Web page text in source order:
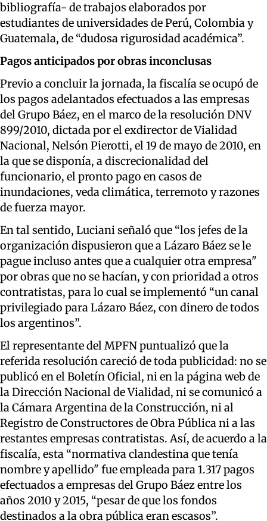
bibliografía- de trabajos elaborados por
estudiantes de universidades de Perú, Colombia y
Guatemala, de “dudosa rigurosidad académica”.
Pagos anticipados por obras inconclusas
Previo a concluir la jornada, la fiscalía se ocupó de
los pagos adelantados efectuados a las empresas
del Grupo Báez, en el marco de la resolución DNV
899/2010, dictada por el exdirector de Vialidad
Nacional, Nelsón Pierotti, el 19 de mayo de 2010, en
la que se disponía, a discrecionalidad del
funcionario, el pronto pago en casos de
inundaciones, veda climática, terremoto y razones
de fuerza mayor.
En tal sentido, Luciani señaló que “los jefes de la
organización dispusieron que a Lázaro Báez se le
pague incluso antes que a cualquier otra empresa"
por obras que no se hacían, y con prioridad a otros
contratistas, para lo cual se implementó “un canal
privilegiado para Lázaro Báez, con dinero de todos
los argentinos”.
El representante del MPFN puntualizó que la
referida resolución careció de toda publicidad: no se
publicó en el Boletín Oficial, ni en la página web de
la Dirección Nacional de Vialidad, ni se comunicó a
la Cámara Argentina de la Construcción, ni al
Registro de Constructores de Obra Pública ni a las
restantes empresas contratistas. Así, de acuerdo a la
fiscalía, esta “normativa clandestina que tenía
nombre y apellido" fue empleada para 1.317 pagos
efectuados a empresas del Grupo Báez entre los
años 2010 y 2015, “pesar de que los fondos
destinados a la obra pública eran escasos”.